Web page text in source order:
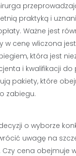
praktyką i
Ważne jest
w cenę wliczona
która jest
i kwalifikacji do
pakiety, które
zabiegu.
o wyborze
uwagę na
Czy cena obejmuje